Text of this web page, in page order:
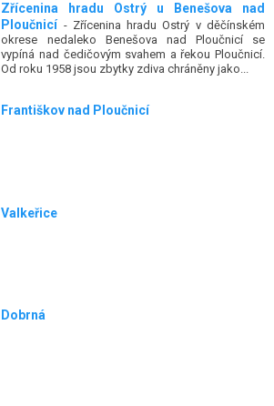
Zřícenina hradu Ostrý u Benešova nad
Ploučnicí - Zřícenina hradu Ostrý v děčínském
okrese nedaleko Benešova nad Ploučnicí se
vypíná nad čedičovým svahem a řekou Ploučnicí.
Od roku 1958 jsou zbytky zdiva chráněny jako...
Františkov nad Ploučnicí
Valkeřice
Dobrná